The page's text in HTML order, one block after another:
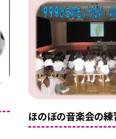
ほのぼの音楽会の練